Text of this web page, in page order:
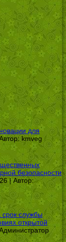
для
kmveg
безопасности
| Автор:
службы
открытой